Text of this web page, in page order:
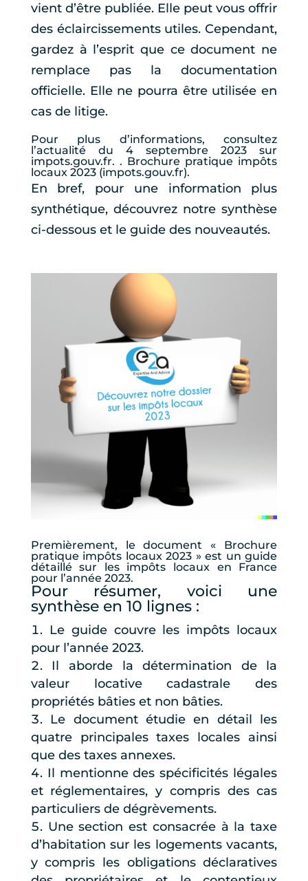
vient d’être publiée. Elle peut vous offrir
des éclaircissements utiles. Cependant,
gardez à l’esprit que ce document ne
remplace pas la documentation
officielle. Elle ne pourra être utilisée en
cas de litige.
Pour plus d’informations, consultez
l’actualité du 4 septembre 2023 sur
impots.gouv.fr. . Brochure pratique impôts
locaux 2023 (impots.gouv.fr).
En bref, pour une information plus
synthétique, découvrez notre synthèse
ci-dessous et le guide des nouveautés.
Premièrement, le document « Brochure
pratique impôts locaux 2023 » est un guide
détaillé sur les impôts locaux en France
pour l’année 2023.
Pour résumer, voici une
synthèse en 10 lignes :
Le guide couvre les impôts locaux
pour l’année 2023.
Il aborde la détermination de la
valeur locative cadastrale des
propriétés bâties et non bâties.
Le document étudie en détail les
quatre principales taxes locales ainsi
que des taxes annexes.
Il mentionne des spécificités légales
et réglementaires, y compris des cas
particuliers de dégrèvements.
Une section est consacrée à la taxe
d’habitation sur les logements vacants,
y compris les obligations déclaratives